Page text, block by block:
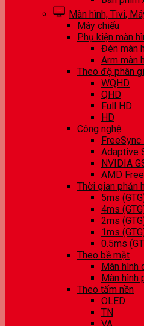
Màn hình, Tivi,
Máy chiếu
Phụ kiện màn
Đèn màn
Arm màn
Theo độ phân
WQHD
QHD
Full HD
HD
Công nghệ
Adaptive
NVIDIA
AMD
Thời gian phản
5ms
4ms
2ms
1ms
0.5ms
Theo bề mặt
Màn hình
Màn hình
Theo tấm nền
OLED
TN